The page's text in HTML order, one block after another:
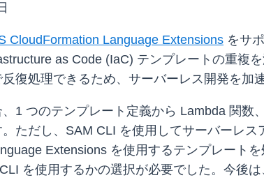
CloudFormation Language Extensions をサ
as Code (IaC) テンプレートの重複
復処理できるため、サーバーレス開発を加
1 つのテンプレート定義から Lambda 関
ただし、SAM CLI を使用してサーバーレ
Extensions を使用するテンプレート
を使用するかの選択が必要でした。今後